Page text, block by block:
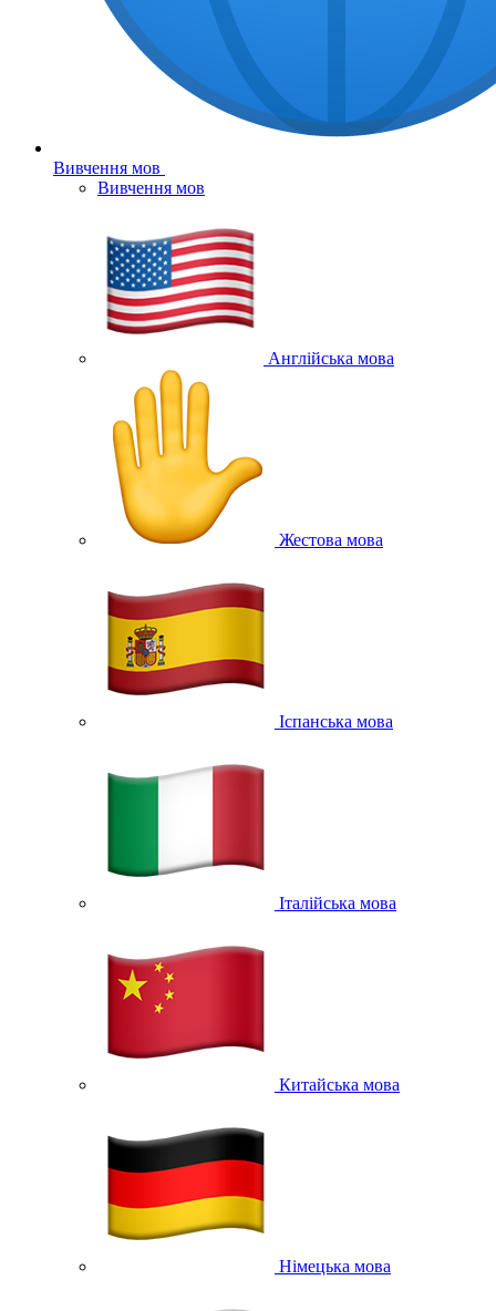
Вивчення мов
Вивчення мов
Англійська мова
Жестова мова
Іспанська мова
Італійська мова
Китайська мова
Німецька мова